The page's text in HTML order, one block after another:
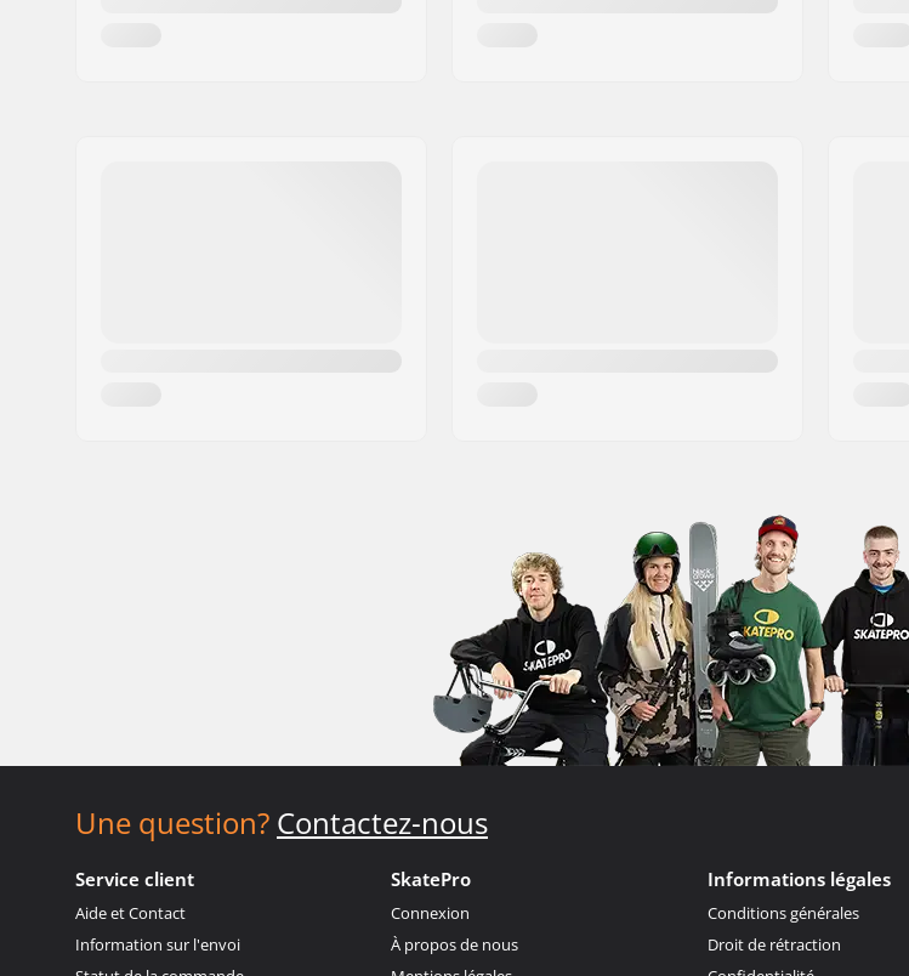
Une question? Contactez-nous
Service client
Aide et Contact
Information sur l'envoi
SkatePro
Connexion
À propos de nous
Informations légales
Conditions générales
Droit de rétraction